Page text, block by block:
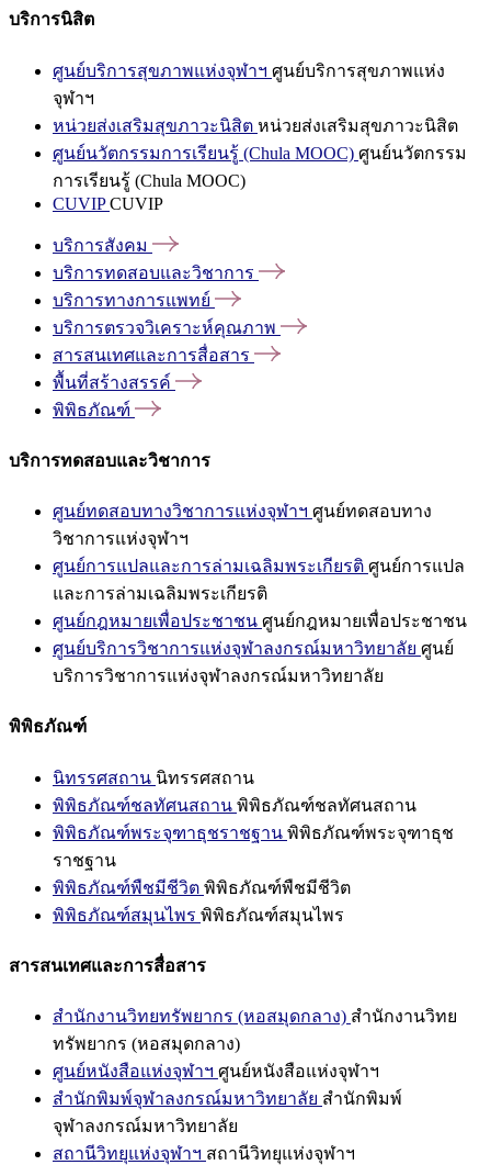
บริการนิสิต
ศูนย์บริการสุขภาพแห่งจุฬาฯ ศูนย์บริการสุขภาพแห่ง
จุฬาฯ
หน่วยส่งเสริมสุขภาวะนิสิต หน่วยส่งเสริมสุขภาวะนิสิต
ศูนย์นวัตกรรมการเรียนรู้ (Chula MOOC) ศูนย์นวัตกรรม
การเรียนรู้ (Chula MOOC)
CUVIPCUVIP
บริการสังคม
บริการทดสอบและวิชาการ
บริการทางการแพทย์
บริการตรวจวิเคราะห์คุณภาพ
สารสนเทศและการสื่อสาร
พื้นที่สร้างสรรค์
พิพิธภัณฑ์
บริการทดสอบและวิชาการ
ศูนย์ทดสอบทางวิชาการแห่งจุฬาฯ ศูนย์ทดสอบทาง
วิชาการแห่งจุฬาฯ
ศูนย์การแปลและการล่ามเฉลิมพระเกียรติ ศูนย์การแปล
และการล่ามเฉลิมพระเกียรติ
ศูนย์กฎหมายเพื่อประชาชน ศูนย์กฎหมายเพื่อประชาชน
ศูนย์บริการวิชาการแห่งจุฬาลงกรณ์มหาวิทยาลัย ศูนย์
บริการวิชาการแห่งจุฬาลงกรณ์มหาวิทยาลัย
พิพิธภัณฑ์
นิทรรศสถาน นิทรรศสถาน
พิพิธภัณฑ์ชลทัศนสถาน พิพิธภัณฑ์ชลทัศนสถาน
พิพิธภัณฑ์พระจุฑาธุชราชฐาน พิพิธภัณฑ์พระจุฑาธุช
ราชฐาน
พิพิธภัณฑ์พืชมีชีวิต พิพิธภัณฑ์พืชมีชีวิต
พิพิธภัณฑ์สมุนไพร พิพิธภัณฑ์สมุนไพร
สารสนเทศและการสื่อสาร
สำนักงานวิทยทรัพยากร (หอสมุดกลาง) สำนักงานวิทย
ทรัพยากร (หอสมุดกลาง)
ศูนย์หนังสือแห่งจุฬาฯ ศูนย์หนังสือแห่งจุฬาฯ
สำนักพิมพ์จุฬาลงกรณ์มหาวิทยาลัย สำนักพิมพ์
จุฬาลงกรณ์มหาวิทยาลัย
สถานีวิทยุแห่งจุฬาฯ สถานีวิทยุแห่งจุฬาฯ